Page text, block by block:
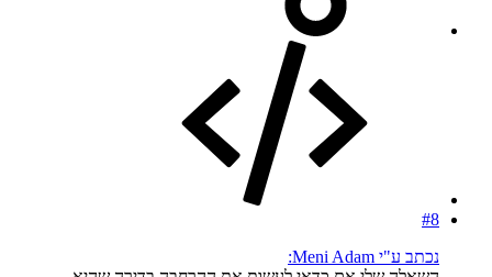
#8
נכתב ע"י Meni Adam: